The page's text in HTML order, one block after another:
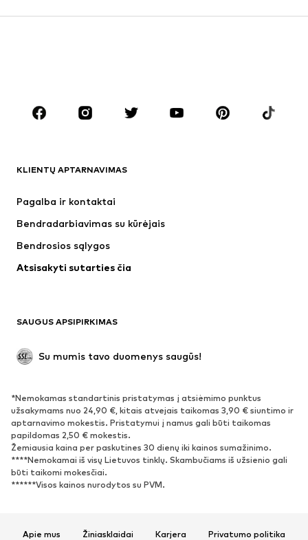
Paltai
Kostiumai ir švarkai
DRABUŽIAI
Striukės
Maudymosi drabužiai
Proginiai
BATAI
Naujienos
Atviri batai
Išskirtiniai
SPORTAS
Sportiniai drabužiai
Sporto šakos
Sportiniai batai
Sportinės kuprinės ir krepšiai
AKSESUARAI
KLIENTŲ APTARNAVIMAS
Pagalba ir kontaktai
Bendradarbiavimas su kūrėjais
Bendrosios sąlygos
Atsisakyti sutarties čia
SAUGUS APSIPIRKIMAS
Su mumis tavo duomenys saugūs!
*Nemokamas standartinis pristatymas į atsiėmimo punktus
užsakymams nuo 24,90 €, kitais atvejais taikomas 3,90 € siuntimo ir
aptarnavimo mokestis. Pristatymui į namus gali būti taikomas
papildomas 2,50 € mokestis.
Žemiausia kaina per paskutines 30 dienų iki kainos sumažinimo.
****Nemokamai iš visų Lietuvos tinklų. Skambučiams iš užsienio gali
būti taikomi mokesčiai.
******Visos kainos nurodytos su PVM.
Apie mus Žiniasklaidai Karjera Privatumo politika